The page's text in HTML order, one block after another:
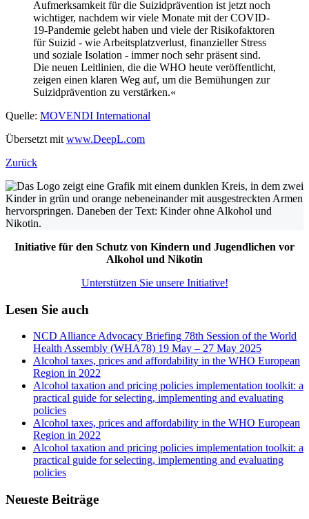
Aufmerksamkeit für die Suizidprävention ist jetzt noch
wichtiger, nachdem wir viele Monate mit der COVID-
19-Pandemie gelebt haben und viele der Risikofaktoren
für Suizid - wie Arbeitsplatzverlust, finanzieller Stress
und soziale Isolation - immer noch sehr präsent sind.
Die neuen Leitlinien, die die WHO heute veröffentlicht,
zeigen einen klaren Weg auf, um die Bemühungen zur
Suizidprävention zu verstärken.«
Quelle: MOVENDI International
Übersetzt mit www.DeepL.com
Zurück
Initiative für den Schutz von Kindern und Jugendlichen vor
Alkohol und Nikotin
Unterstützen Sie unsere Initiative!
Lesen Sie auch
NCD Alliance Advocacy Briefing 78th Session of the World
Health Assembly (WHA78) 19 May – 27 May 2025
Alcohol taxes, prices and affordability in the WHO European
Region in 2022
Alcohol taxation and pricing policies implementation toolkit: a
practical guide for selecting, implementing and evaluating
policies
Alcohol taxes, prices and affordability in the WHO European
Region in 2022
Alcohol taxation and pricing policies implementation toolkit: a
practical guide for selecting, implementing and evaluating
policies
Neueste Beiträge